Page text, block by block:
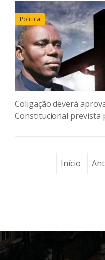
Politica
Coligação deverá
Constitucional prevista
Início